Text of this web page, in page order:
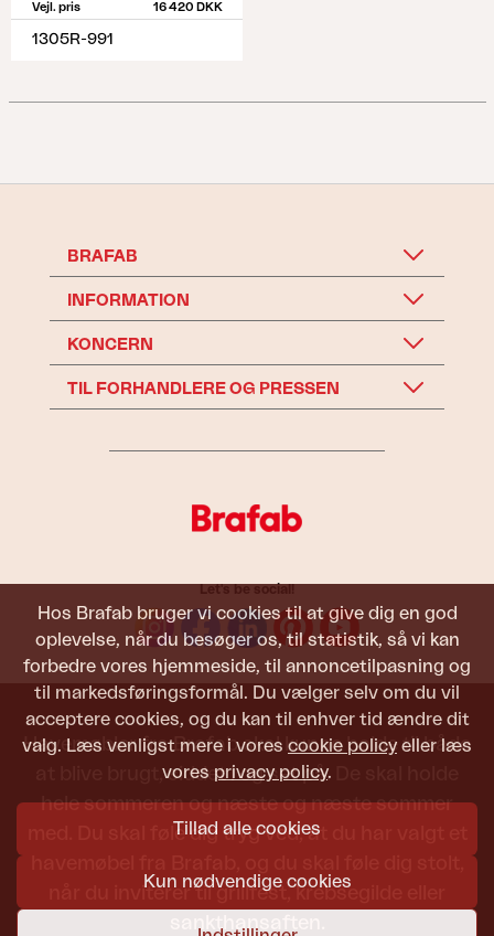
Hos Brafab bruger vi cookies til at give dig en god
oplevelse, når du besøger os, til statistik, så vi kan
forbedre vores hjemmeside, til annoncetilpasning og
til markedsføringsformål. Du vælger selv om du vil
acceptere cookies, og du kan til enhver tid ændre dit
valg. Læs venligst mere i vores cookie policy eller læs
vores privacy policy.
Tillad alle cookies
Kun nødvendige cookies
Vejl. pris 16 420 DKK
1305R-991
BRAFAB
INFORMATION
KONCERN
TIL FORHANDLERE OG PRESSEN
Let's be social!
Havemøbler fra Brafab skal kunne holde til både
at blive brugt, siddet i og set på. De skal holde
hele sommeren og næste og næste sommer
med. Du skal føle dig tryg ved, at du har valgt et
når du inviterer til grillfest, krebsegilde eller